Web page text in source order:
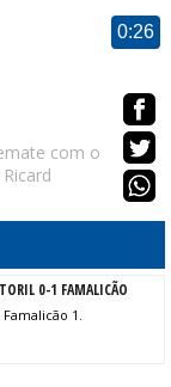
0:26
com o
0-1 FAMALICÃO
1.